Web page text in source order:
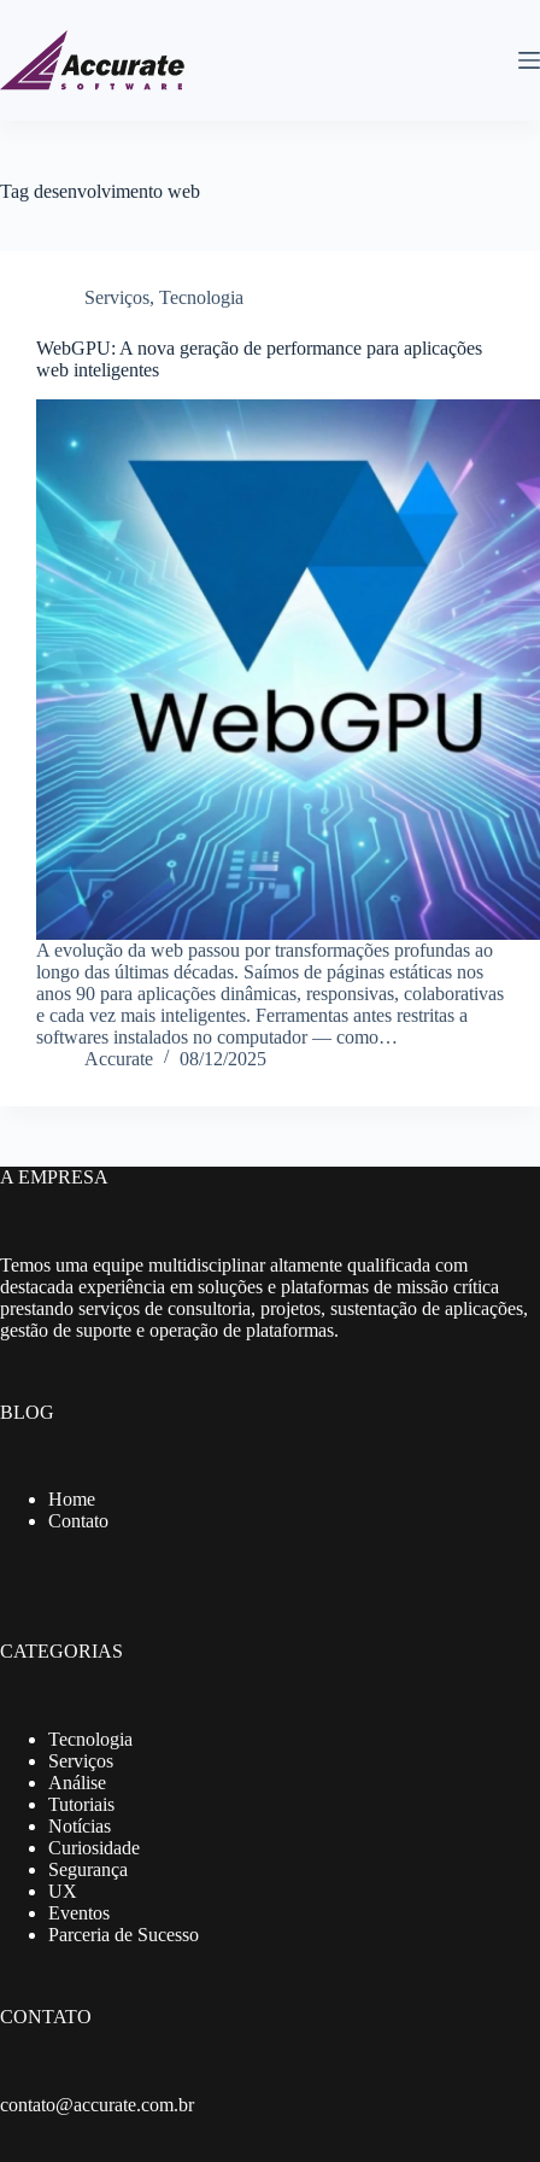
Tag desenvolvimento web
Serviços, Tecnologia
WebGPU: A nova geração de performance para aplicações
web inteligentes
A evolução da web passou por transformações profundas ao
longo das últimas décadas. Saímos de páginas estáticas nos
anos 90 para aplicações dinâmicas, responsivas, colaborativas
e cada vez mais inteligentes. Ferramentas antes restritas a
softwares instalados no computador — como…
Accurate
08/12/2025
A EMPRESA
Temos uma equipe multidisciplinar altamente qualificada com
destacada experiência em soluções e plataformas de missão crítica
prestando serviços de consultoria, projetos, sustentação de aplicações,
gestão de suporte e operação de plataformas.
BLOG
Home
Contato
CATEGORIAS
Tecnologia
Serviços
Análise
Tutoriais
Notícias
Curiosidade
Segurança
UX
Eventos
Parceria de Sucesso
CONTATO
contato@accurate.com.br